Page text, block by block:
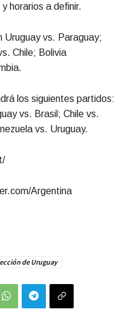
horarios a definir.
Uruguay vs. Paraguay;
Chile; Bolivia
los siguientes partidos:
vs. Brasil; Chile vs.
vs. Uruguay.
Argentina
de Uruguay